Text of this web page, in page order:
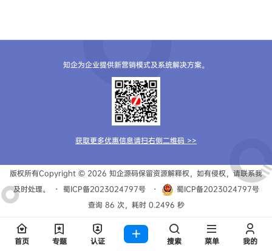
知企为企业提供新营销模式及系统解决方案。
获取更多优惠信息请扫右侧二维码 >>
版权所有Copyright © 2026 知企源码保留资源解释权，如有侵权，请联系我
及时处理。
・ 蜀ICP备2023024797号 ・
蜀ICP备2023024797号
查询 86 次，耗时 0.2496 秒
首页 专题 认证 搜索 菜单 我的